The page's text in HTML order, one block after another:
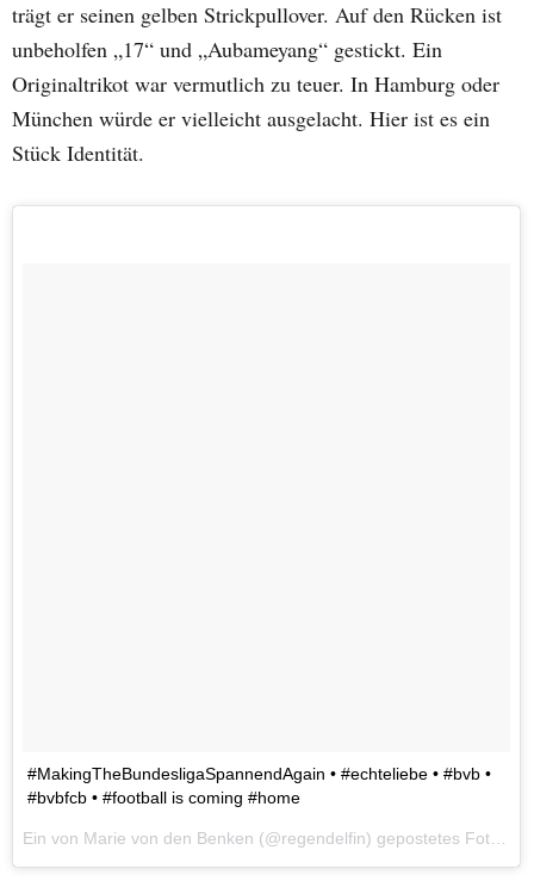
trägt er seinen gelben Strickpullover. Auf den Rücken ist
unbeholfen „17“ und „Aubameyang“ gestickt. Ein
Originaltrikot war vermutlich zu teuer. In Hamburg oder
München würde er vielleicht ausgelacht. Hier ist es ein
Stück Identität.
#MakingTheBundesligaSpannendAgain • #echteliebe • #bvb •
#bvbfcb • #football is coming #home